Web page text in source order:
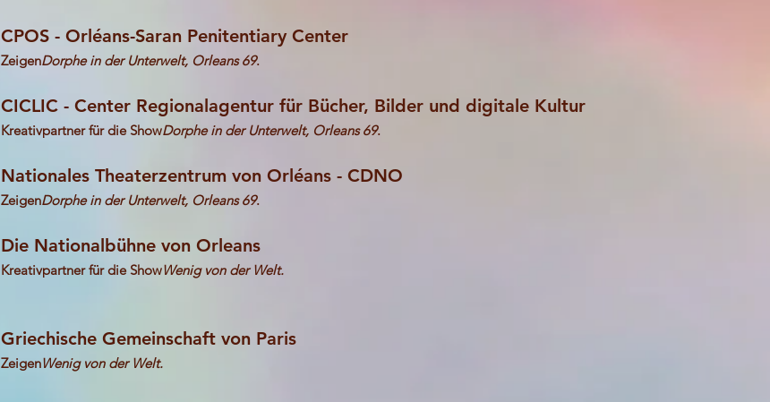
CPOS - Orléans-Saran Penitentiary Center
ZeigenDorphe in der Unterwelt, Orleans 69.
CICLIC - Center Regionalagentur für Bücher, Bilder und digitale Kultur
Kreativpartner für die ShowDorphe in der Unterwelt, Orleans 69.
Nationales Theaterzentrum von Orléans - CDNO
ZeigenDorphe in der Unterwelt, Orleans 69.
Die Nationalbühne von Orleans
Kreativpartner für die ShowWenig von der Welt.
Griechische Gemeinschaft von Paris
ZeigenWenig von der Welt.